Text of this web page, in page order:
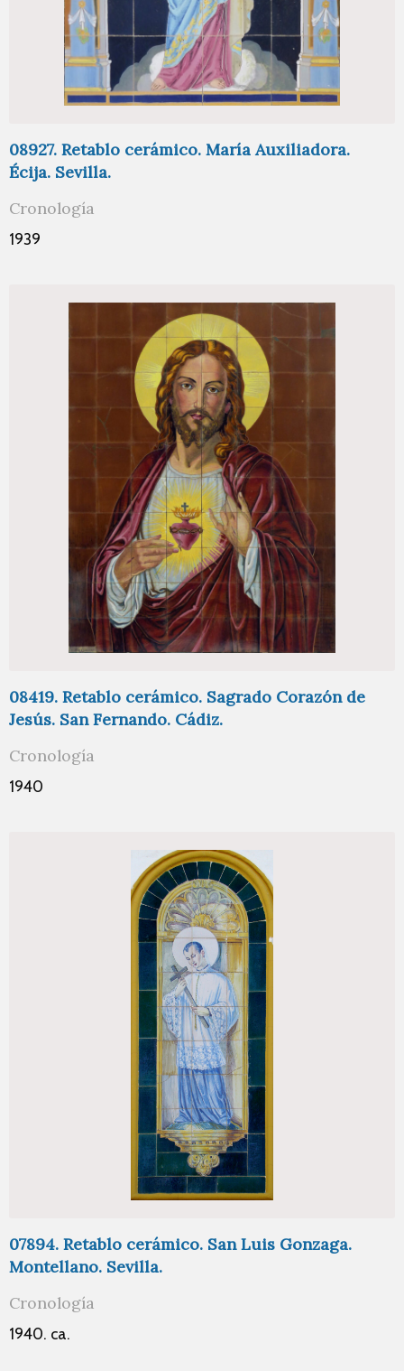
08927. Retablo cerámico. María Auxiliadora.
Écija. Sevilla.
Cronología
1939
08419. Retablo cerámico. Sagrado Corazón de
Jesús. San Fernando. Cádiz.
Cronología
1940
07894. Retablo cerámico. San Luis Gonzaga.
Montellano. Sevilla.
Cronología
1940. ca.